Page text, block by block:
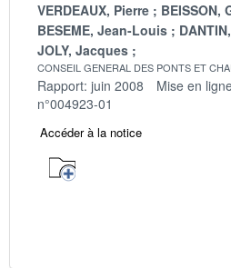
VERDEAUX, Pierre
BEISSON,
BESEME, Jean-Louis
JOLY, Jacques
CONSEIL GENERAL DES PONTS ET
Rapport: juin 2008 Mise en
n°004923-01
Accéder à la notice